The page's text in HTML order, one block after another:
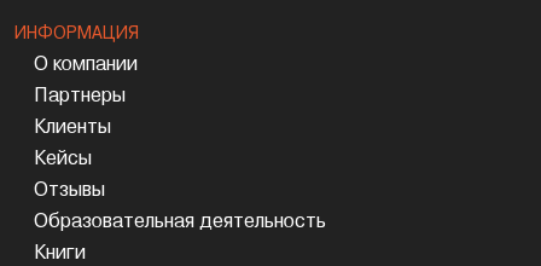
ИНФОРМАЦИЯ
О компании
Партнеры
Клиенты
Кейсы
Отзывы
Образовательная деятельность
Книги